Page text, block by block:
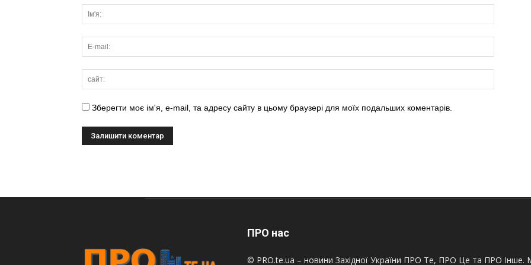
Зберегти моє ім'я, e-mail, та адресу сайту в цьому браузері для моїх подальших коментарів.
ПРО нас
© PRO.te.ua – новини Західної України ПРО Те, ПРО Це та ПРО Інше.